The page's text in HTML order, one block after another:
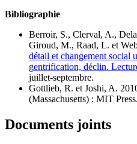
Bibliographie
Berroir, S., Clerval, A.,
Giroud, M., Raad, L. et
détail et changement social
gentrification, déclin.
juillet‑septembre.
Gottlieb, R. et Joshi, A.
(Massachusetts) : MIT Press.
Documents joints